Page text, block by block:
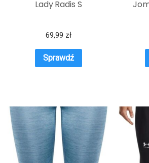
Lady Radis S
69,99 zł
Sprawdź